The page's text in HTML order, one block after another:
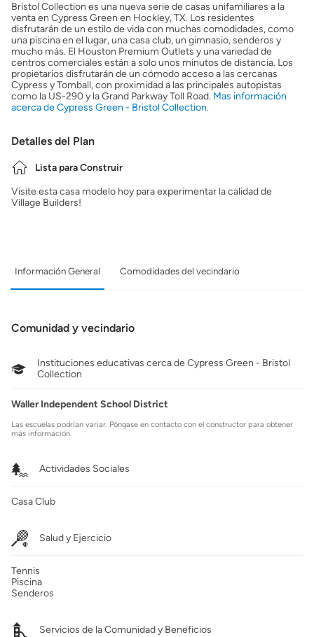
Bristol Collection es una nueva serie de casas unifamiliares a la
venta en Cypress Green en Hockley, TX. Los residentes
disfrutarán de un estilo de vida con muchas comodidades, como
una piscina en el lugar, una casa club, un gimnasio, senderos y
mucho más. El Houston Premium Outlets y una variedad de
centros comerciales están a solo unos minutos de distancia. Los
propietarios disfrutarán de un cómodo acceso a las cercanas
Cypress y Tomball, con proximidad a las principales autopistas
como la US-290 y la Grand Parkway Toll Road. Mas información
acerca de Cypress Green - Bristol Collection.
Detalles del Plan
Lista para Construir
Visite esta casa modelo hoy para experimentar la calidad de
Village Builders!
Información General Comodidades del vecindario
Comunidad y vecindario
Instituciones educativas cerca de Cypress Green - Bristol
Collection
Waller Independent School District
Las escuelas podrían variar. Póngase en contacto con el constructor para obtener
más información.
Actividades Sociales
Casa Club
Salud y Ejercicio
Tennis
Piscina
Senderos
Servicios de la Comunidad y Beneficios